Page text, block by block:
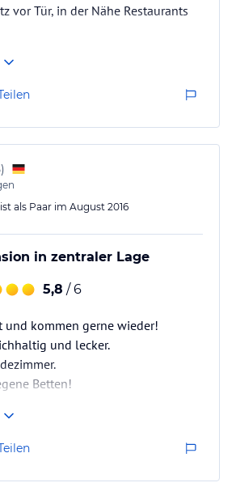
vor Tür, in der Nähe Restaurants
)
als Paar im August 2016
in zentraler Lage
5,8 / 6
und kommen gerne wieder!
und lecker.
Betten!